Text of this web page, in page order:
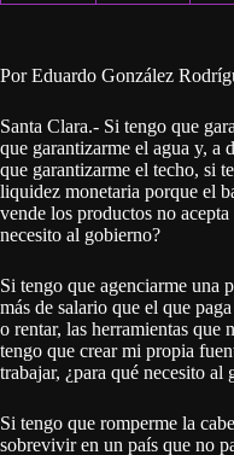
Por Eduardo González
Santa Clara.- Si tengo que
que garantizarme el agua y, a
que garantizarme el techo, si
liquidez monetaria porque el
vende los productos no
necesito al gobierno?
Si tengo que agenciarme una
más de salario que el que
o rentar, las herramientas que
tengo que crear mi propia
trabajar, ¿para qué necesito al
Si tengo que romperme la
sobrevivir en un país que no